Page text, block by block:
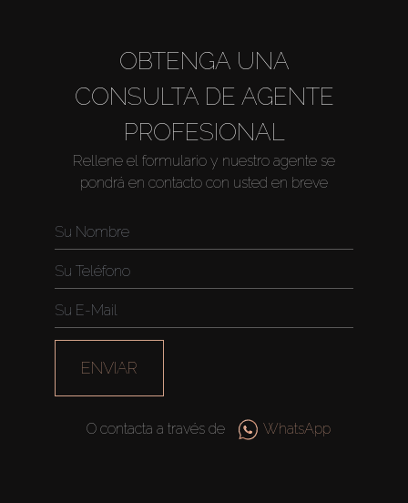
Comprar
Alquilar
OBTENGA UNA
CONSULTA DE AGENTE
PROFESIONAL
Rellene el formulario y nuestro agente se
pondrá en contacto con usted en breve
ENVIAR
O contacta a través de WhatsApp